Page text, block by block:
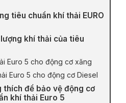
tiêu chuẩn khí thải EURO
khí thải của tiêu
Euro 5 cho động cơ xăng
Euro 5 cho động cơ Diesel
thích để bảo vệ động cơ
khí thải Euro 5